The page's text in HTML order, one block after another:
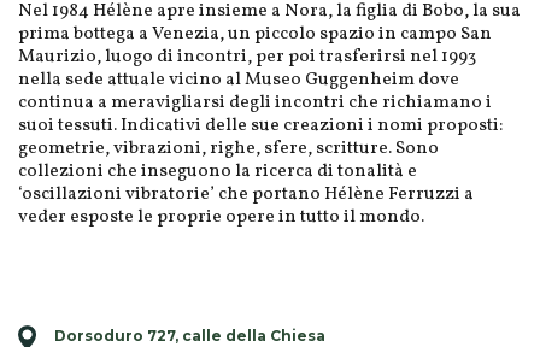
Nel 1984 Hélène apre insieme a Nora, la figlia di Bobo, la sua
prima bottega a Venezia, un piccolo spazio in campo San
Maurizio, luogo di incontri, per poi trasferirsi nel 1993
nella sede attuale vicino al Museo Guggenheim dove
continua a meravigliarsi degli incontri che richiamano i
suoi tessuti. Indicativi delle sue creazioni i nomi proposti:
geometrie, vibrazioni, righe, sfere, scritture. Sono
collezioni che inseguono la ricerca di tonalità e
‘oscillazioni vibratorie’ che portano Hélène Ferruzzi a
veder esposte le proprie opere in tutto il mondo.
Dorsoduro 727, calle della Chiesa